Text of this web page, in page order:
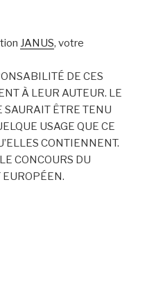
JANUS, votre
DE CES
À LEUR AUTEUR. LE
ÊTRE TENU
USAGE QUE CE
CONTIENNENT.
CONCOURS DU